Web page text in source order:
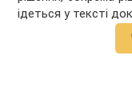
ідеться у тексті